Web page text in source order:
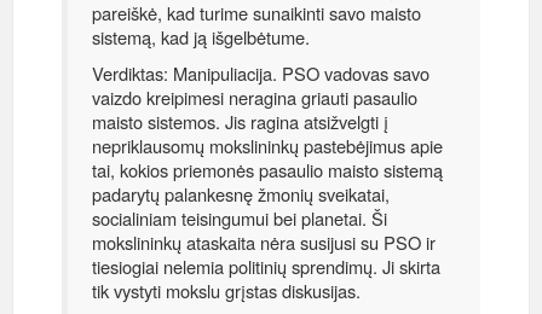
pareiškė, kad turime sunaikinti savo maisto
sistemą, kad ją išgelbėtume.
Verdiktas: Manipuliacija. PSO vadovas savo
vaizdo kreipimesi neragina griauti pasaulio
maisto sistemos. Jis ragina atsižvelgti į
nepriklausomų mokslininkų pastebėjimus apie
tai, kokios priemonės pasaulio maisto sistemą
padarytų palankesnę žmonių sveikatai,
socialiniam teisingumui bei planetai. Ši
mokslininkų ataskaita nėra susijusi su PSO ir
tiesiogiai nelemia politinių sprendimų. Ji skirta
tik vystyti mokslu grįstas diskusijas.